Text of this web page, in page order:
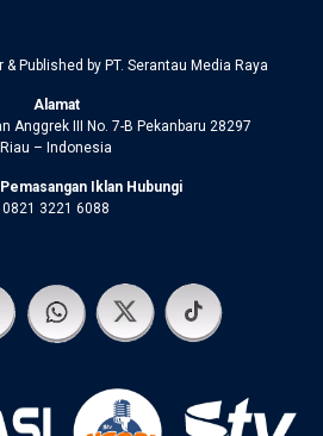
Published by PT. Serantau Media Raya
Alamat
Anggrek III No. 7-B Pekanbaru 28297
Riau – Indonesia
Iklan Hubungi
0821 3221 6088